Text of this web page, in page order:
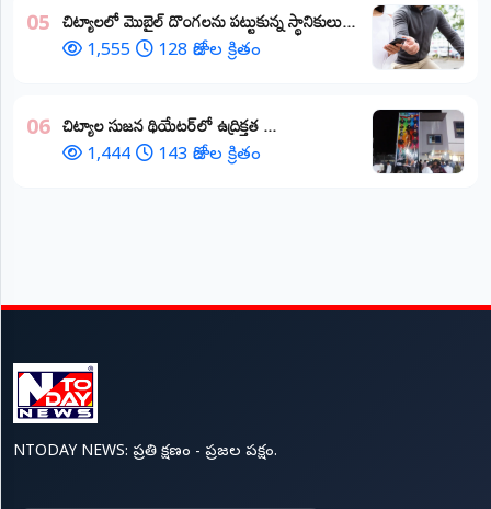
05 చిట్యాలలో మొబైల్ దొంగలను పట్టుకున్న స్థానికులు...
1,555 128 రోజుల క్రితం
06 చిట్యాల సుజన థియేటర్‌లో ఉద్రిక్తత ...
1,444 143 రోజుల క్రితం
NTODAY NEWS: ప్రతి క్షణం - ప్రజల పక్షం.